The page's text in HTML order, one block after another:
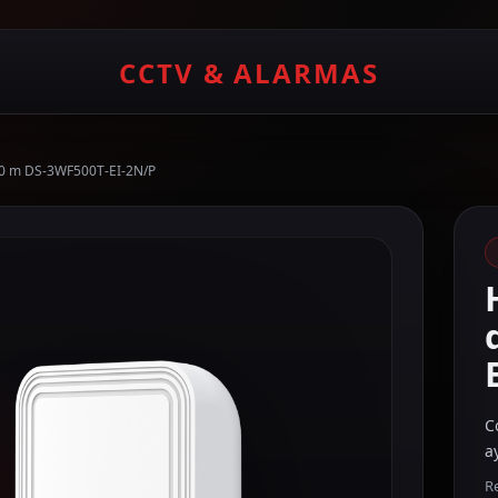
CCTV & ALARMAS
DS-3WF500T-EI-2N/P